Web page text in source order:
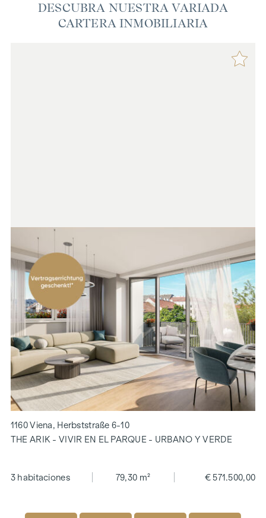
DESCUBRA NUESTRA VARIADA
CARTERA INMOBILIARIA
1160 Viena, Herbststraße 6-10
THE ARIK - VIVIR EN EL PARQUE - URBANO Y VERDE
3 habitaciones 79,30 m² € 571.500,00